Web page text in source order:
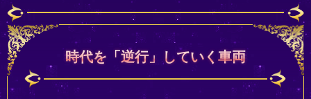
時代を「逆行」していく車両